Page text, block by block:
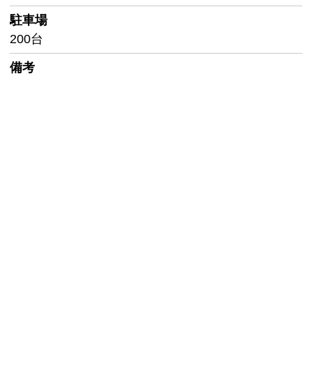
駐車場
200台
備考